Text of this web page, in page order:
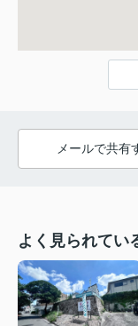
メールで共有
よく見られてい